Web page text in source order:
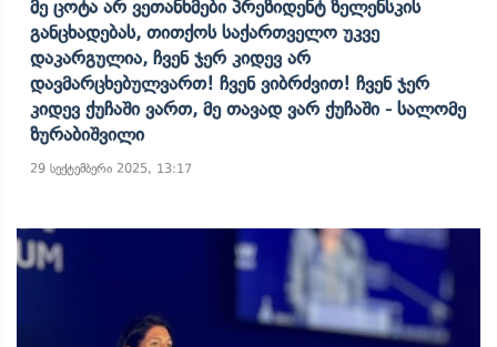
Მე Ცოტა Არ Ვეთანხმები Პრეზიდენტ Ზელენსკის
Განცხადებას, Თითქოს Საქართველო Უკვე
Დაკარგულია, Ჩვენ Ჯერ Კიდევ Არ
Დავმარცხებულვართ! Ჩვენ Ვიბრძვით! Ჩვენ Ჯერ
Კიდევ Ქუჩაში Ვართ, Მე Თავად Ვარ Ქუჩაში - Სალომე
Ზურაბიშვილი
29 სექტემბერი 2025, 13:17